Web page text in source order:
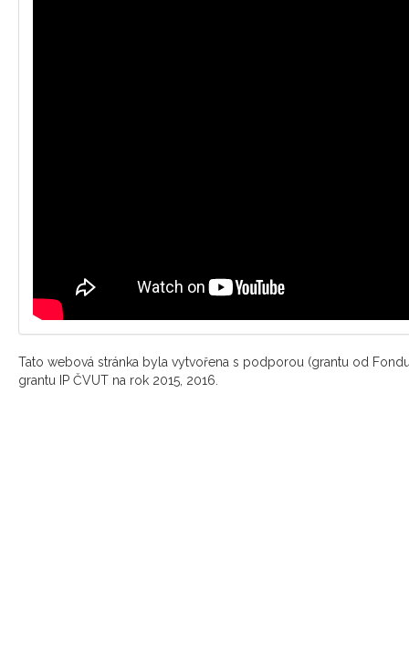
Tato webová stránka byla vytvořena s podporou (grantu od
grantu IP ČVUT na rok 2015, 2016.